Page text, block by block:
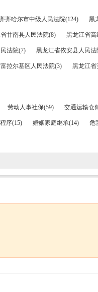
齐哈尔市中级人民法院(124) 黑
甘南县人民法院(8) 黑龙江省高
法院(7) 黑龙江省依安县人民法
拉尔基区人民法院(3) 黑龙江省
劳动人事社保(59) 交通运输仓
序(15) 婚姻家庭继承(14) 危